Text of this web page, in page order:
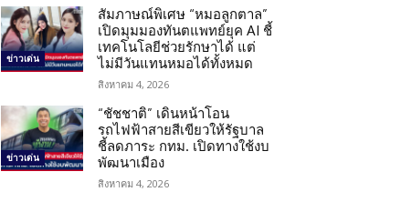
ข่าวเด่น
สัมภาษณ์พิเศษ “หมอลูกตาล”
เปิดมุมมองทันตแพทย์ยุค AI ชี้
เทคโนโลยีช่วยรักษาได้ แต่
ไม่มีวันแทนหมอได้ทั้งหมด
สิงหาคม 4, 2026
ข่าวเด่น
“ชัชชาติ” เดินหน้าโอน
รถไฟฟ้าสายสีเขียวให้รัฐบาล
ชี้ลดภาระ กทม. เปิดทางใช้งบ
พัฒนาเมือง
สิงหาคม 4, 2026